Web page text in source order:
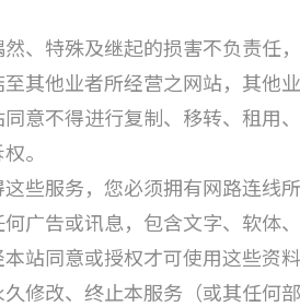
、特殊及继起的损害不负责任
其他业者所经营之网站，其他
意不得进行复制、移转、租
。
些服务，您必须拥有网路连线
广告或讯息，包含文字、软体
站同意或授权才可使用这些资料
修改、终止本服务（或其任